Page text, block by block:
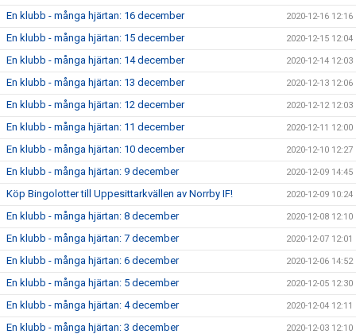
En klubb - många hjärtan: 16 december 2020-12-16 12:16
En klubb - många hjärtan: 15 december 2020-12-15 12:04
En klubb - många hjärtan: 14 december 2020-12-14 12:03
En klubb - många hjärtan: 13 december 2020-12-13 12:06
En klubb - många hjärtan: 12 december 2020-12-12 12:03
En klubb - många hjärtan: 11 december 2020-12-11 12:00
En klubb - många hjärtan: 10 december 2020-12-10 12:27
En klubb - många hjärtan: 9 december 2020-12-09 14:45
Köp Bingolotter till Uppesittarkvällen av Norrby IF! 2020-12-09 10:24
En klubb - många hjärtan: 8 december 2020-12-08 12:10
En klubb - många hjärtan: 7 december 2020-12-07 12:01
En klubb - många hjärtan: 6 december 2020-12-06 14:52
En klubb - många hjärtan: 5 december 2020-12-05 12:30
En klubb - många hjärtan: 4 december 2020-12-04 12:11
En klubb - många hjärtan: 3 december 2020-12-03 12:10